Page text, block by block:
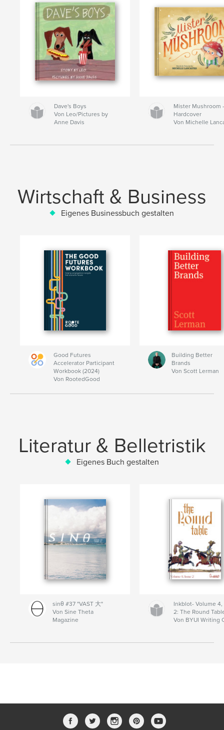
Dave's Boys
Von Leo/Pictures by
Anne Davis
Mister Mushroom
Hardcover
Von Michelle
Wirtschaft & Business
Eigenes Businessbuch gestalten
Good Futures
Accelerator Participant
Workbook (2024)
Von RootedGood
Building Better
Brands
Von Scott Lerman
Literatur & Belletristik
Eigenes Buch gestalten
sinθ #37 "VAST 大"
Von Sine Theta
Magazine
Inkblot- Volume 4,
2: The Round
Von BYUI Writing